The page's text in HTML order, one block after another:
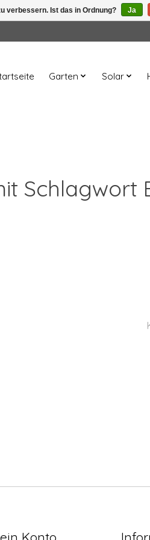
Garten Solar
Schlagwort
verbessern. Ist das in Ordnung? Ja